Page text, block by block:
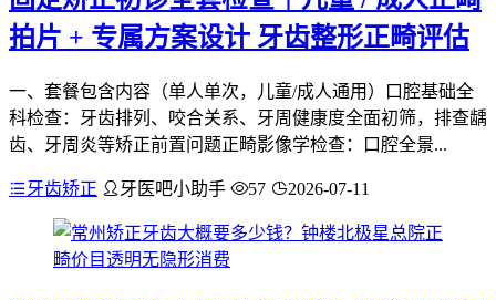
拍片 + 专属方案设计 牙齿整形正畸评估
一、套餐包含内容（单人单次，儿童/成人通用）口腔基础全
科检查：牙齿排列、咬合关系、牙周健康度全面初筛，排查龋
齿、牙周炎等矫正前置问题正畸影像学检查：口腔全景...
牙齿矫正 牙医吧小助手 57 2026-07-11